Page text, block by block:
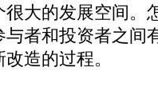
很大的发展空间。
与者和投资者之间
造的过程。